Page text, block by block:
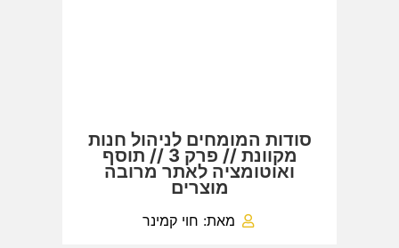
סודות המומחים לניהול חנות
מקוונת // פרק 3 // תוסף
ואוטומציה לאתר מרובה
מוצרים
מאת: חוי קמינר